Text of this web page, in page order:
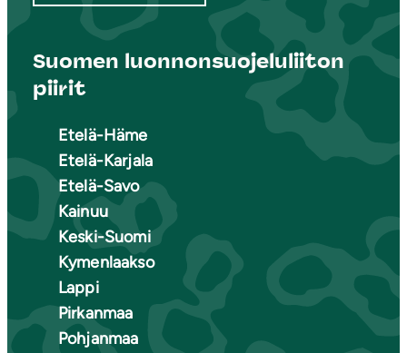
Suomen luonnonsuojeluliiton
piirit
Etelä-Häme
Etelä-Karjala
Etelä-Savo
Kainuu
Keski-Suomi
Kymenlaakso
Lappi
Pirkanmaa
Pohjanmaa